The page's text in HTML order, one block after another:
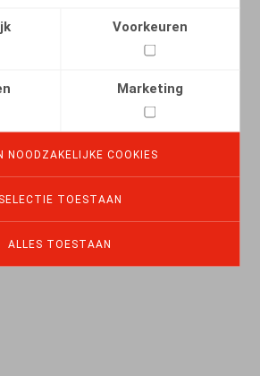
Voorkeuren
Marketing
NOODZAKELIJKE COOKIES
SELECTIE TOESTAAN
ALLES TOESTAAN
wegens discriminatie
wegens kennelijk
Bevestiging van